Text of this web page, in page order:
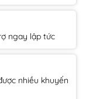
ngay lập tức
nhiều khuyến